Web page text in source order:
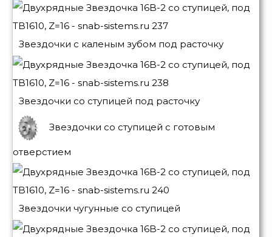
Звездочки с каленым зубом под расточку
Звездочки со ступицей под расточку
Звездочки со ступицей с готовым
отверстием
Звездочки чугунные со ступицей